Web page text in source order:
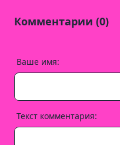
Комментарии (0)
Ваше имя:
Текст комментария: